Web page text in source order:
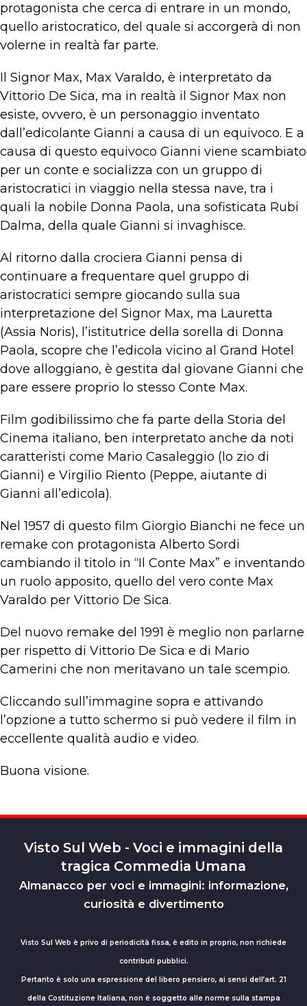
protagonista che cerca di entrare in un mondo,
quello aristocratico, del quale si accorgerà di non
volerne in realtà far parte.
Il Signor Max, Max Varaldo, è interpretato da
Vittorio De Sica, ma in realtà il Signor Max non
esiste, ovvero, è un personaggio inventato
dall’edicolante Gianni a causa di un equivoco. E a
causa di questo equivoco Gianni viene scambiato
per un conte e socializza con un gruppo di
aristocratici in viaggio nella stessa nave, tra i
quali la nobile Donna Paola, una sofisticata Rubi
Dalma, della quale Gianni si invaghisce.
Al ritorno dalla crociera Gianni pensa di
continuare a frequentare quel gruppo di
aristocratici sempre giocando sulla sua
interpretazione del Signor Max, ma Lauretta
(Assia Noris), l’istitutrice della sorella di Donna
Paola, scopre che l’edicola vicino al Grand Hotel
dove alloggiano, è gestita dal giovane Gianni che
pare essere proprio lo stesso Conte Max.
Film godibilissimo che fa parte della Storia del
Cinema italiano, ben interpretato anche da noti
caratteristi come Mario Casaleggio (lo zio di
Gianni) e Virgilio Riento (Peppe, aiutante di
Gianni all’edicola).
Nel 1957 di questo film Giorgio Bianchi ne fece un
remake con protagonista Alberto Sordi
cambiando il titolo in “Il Conte Max” e inventando
un ruolo apposito, quello del vero conte Max
Varaldo per Vittorio De Sica.
Del nuovo remake del 1991 è meglio non parlarne
per rispetto di Vittorio De Sica e di Mario
Camerini che non meritavano un tale scempio.
Cliccando sull’immagine sopra e attivando
l’opzione a tutto schermo si può vedere il film in
eccellente qualità audio e video.
Buona visione.
Visto Sul Web - Voci e immagini della
tragica Commedia Umana
Almanacco per voci e immagini: informazione,
curiosità e divertimento
Visto Sul Web è privo di periodicità fissa, è edito in proprio, non richiede
contributi pubblici.
Pertanto è solo una espressione del libero pensiero, ai sensi dell’art. 21
della Costituzione Italiana, non è soggetto alle norme sulla stampa